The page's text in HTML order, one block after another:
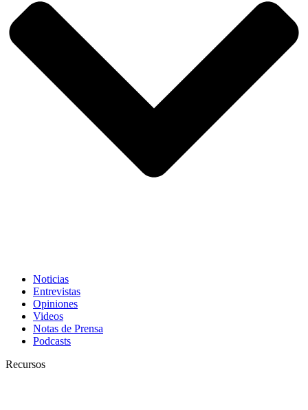
Noticias
Entrevistas
Opiniones
Videos
Notas de Prensa
Podcasts
Recursos